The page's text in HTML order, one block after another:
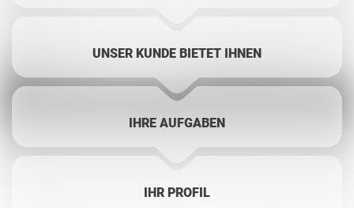
UNSER KUNDE BIETET IHNEN
IHRE AUFGABEN
IHR PROFIL